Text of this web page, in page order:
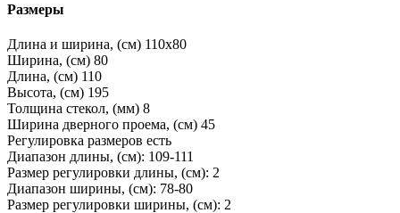
Размеры
Длина и ширина, (см) 110x80
Ширина, (см) 80
Длина, (см) 110
Высота, (см) 195
Толщина стекол, (мм) 8
Ширина дверного проема, (см) 45
Регулировка размеров есть
Диапазон длины, (см): 109-111
Размер регулировки длины, (см): 2
Диапазон ширины, (см): 78-80
Размер регулировки ширины, (см): 2